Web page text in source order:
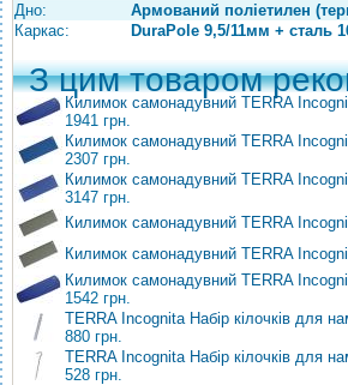
Дно:
Армований поліетилен
Каркас:
DuraPole 9,5/11мм + сталь
З цим товаром
Килимок самонадувний TERRA
1941 грн.
Килимок самонадувний TERRA
2307 грн.
Килимок самонадувний TERRA
3147 грн.
Килимок самонадувний TERRA
Килимок самонадувний TERRA
Килимок самонадувний TERRA
1542 грн.
TERRA Incognita Набір кілочків для
880 грн.
TERRA Incognita Набір кілочків для
528 грн.